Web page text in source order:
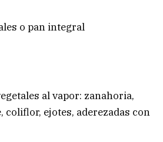
o pan integral
al vapor: zanahoria,
coliflor, ejotes, aderezadas con